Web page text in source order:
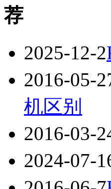
荐
2025-12-2
2016-05-
机区别
2016-03-
2024-07-